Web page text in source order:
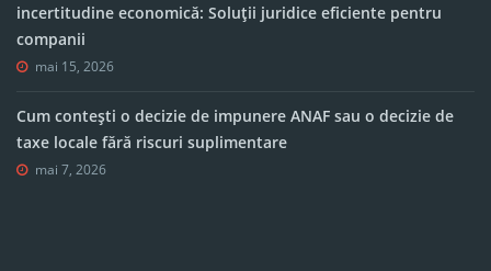
incertitudine economică: Soluții juridice eficiente pentru
companii
mai 15, 2026
Cum contești o decizie de impunere ANAF sau o decizie de
taxe locale fără riscuri suplimentare
mai 7, 2026